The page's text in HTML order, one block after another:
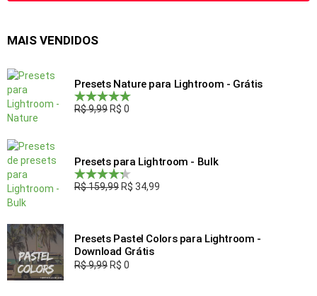
MAIS VENDIDOS
Presets Nature para Lightroom - Grátis
Avaliação
R$9,99 R$ 0
Presets para Lightroom - Bulk
Avaliação
R$159,99 R$ 34,99
Presets Pastel Colors para Lightroom -
Download Grátis
R$9,99 R$ 0